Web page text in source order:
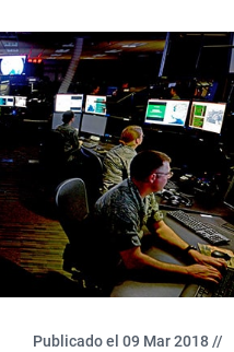
Publicado el 09 Mar 2018 //